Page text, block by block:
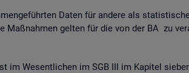
Daten für an­de­re als
Maß­nah­men gel­ten für die von der BA zu
im We­sent­li­chen im SGB III im Ka­pi­tel